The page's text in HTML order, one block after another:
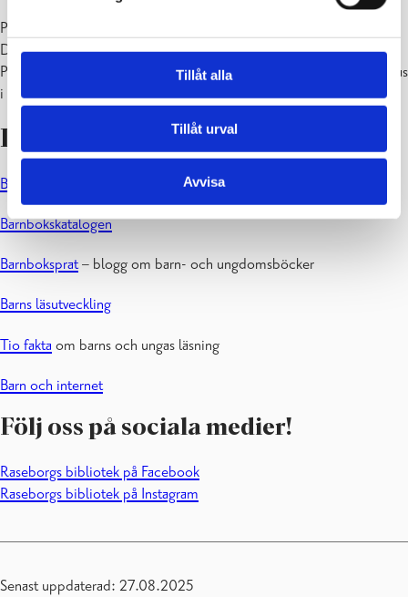
Tillåt alla
Tillåt urval
Avvisa
På Ekenäs barnavdelning finns två datorer för barn och ungdomar.
Du kan reservera tid vid infodisken.
På Karis bibliotek finns två datorer utan åldersgräns som får användas
i 15 eller 30 minuter.
Länkar
Barnboksbloggen
Barnbokskatalogen
Barnboksprat– blogg om barn- och ungdomsböcker
Barns läsutveckling
Tio fakta om barns och ungas läsning
Barn och internet
Följ oss på sociala medier!
Raseborgs bibliotek på Facebook
Raseborgs bibliotek på Instagram
Senast uppdaterad: 27.08.2025